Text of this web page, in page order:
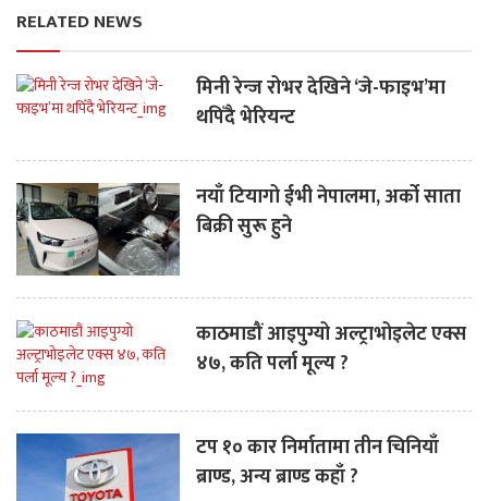
RELATED NEWS
मिनी रेन्ज रोभर देखिने ‘जे-फाइभ’मा
थपिँदै भेरियन्ट
नयाँ टियागो ईभी नेपालमा, अर्को साता
बिक्री सुरू हुने
काठमाडौं आइपुग्यो अल्ट्राभोइलेट एक्स
४७, कति पर्ला मूल्य ?
टप १० कार निर्मातामा तीन चिनियाँ
ब्राण्ड, अन्य ब्राण्ड कहाँ ?